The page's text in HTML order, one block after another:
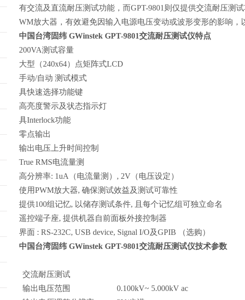
有交流及直流耐压测试功能，而GPT-9801 则仅提供交流耐压测
WM放大器，有效避免因输入 电源电压变动或波形变形的影响，
中国台湾固纬 GWinstek GPT-9801交流耐压测试仪特点
200VA测试容量
大型 （240x64） 点矩阵式LCD
手动/自动 测试模式
具快速选择功能键
高亮度警示及状态指示灯
具Interlock功能
零点输出
输出电压上升时间控制
True RMS电流量测
高分辨率: 1uA（电流量测 ）, 2V（电压设定）
使用PWM放大器, 确保测试效益及测试可靠性
提供100组记忆, 以储存测试条件, 且每个记忆组可独立命名
遥控端子座, 提供机器自前面板外接控制器
界面 : RS-232C, USB device, Signal I/O及GPIB （选购）
中国台湾固纬 GWinstek GPT-9801交流耐压测试仪技术参数
交流耐压测试
输出电压范围
0.100kV~ 5.000kV ac